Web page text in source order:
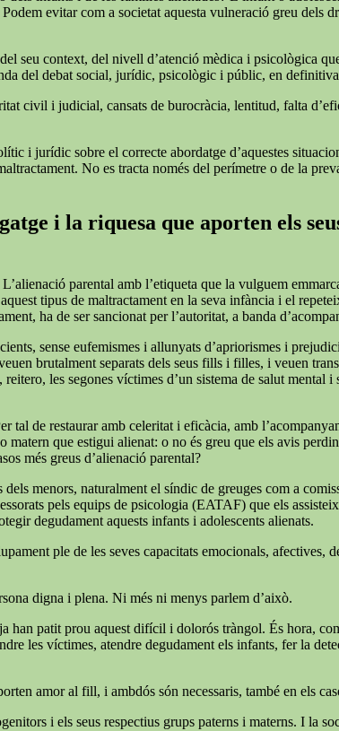
evitar com a societat aquesta vulneració greu dels
seu context, del nivell d’atenció mèdica i psicològica
del debat social, jurídic, psicològic i públic, en
civil i judicial, cansats de burocràcia, lentitud, falta
i jurídic sobre el correcte abordatge d’aquestes
No es tracta només del perímetre o de la
i la riquesa que aporten els
parental amb l’etiqueta que la vulguem
tipus de maltractament en la seva infància i el
ha de ser sancionat per l’autoritat, a banda
sense eufemismes i allunyats d’apriorismes i
brutalment separats dels seus fills i filles, i veuen
les segones víctimes d’un sistema de salut mental
tal de restaurar amb celeritat i eficàcia, amb
que estigui alienat: o no és greu que els avis
més greus d’alienació parental?
menors, naturalment el síndic de greuges com a
pels equips de psicologia (EATAF) que els
degudament aquests infants i adolescents alienats.
ple de les seves capacitats emocionals, afectives,
digna i plena. Ni més ni menys parlem d’això.
patit prou aquest difícil i dolorós tràngol. És hora,
les víctimes, atendre degudament els infants, fer la
amor al fill, i ambdós són necessaris, també en els
i els seus respectius grups paterns i materns. I la